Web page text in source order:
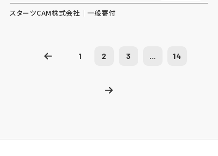
スターツCAM株式会社｜一般寄付
1 2 3 ... 14